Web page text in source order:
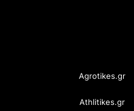
Agrotikes.gr
Athlitikes.gr